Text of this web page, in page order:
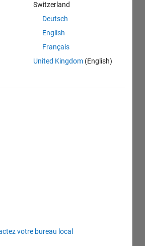
Switzerland
Deutsch
English
Français
United Kingdom (English)
votre bureau local